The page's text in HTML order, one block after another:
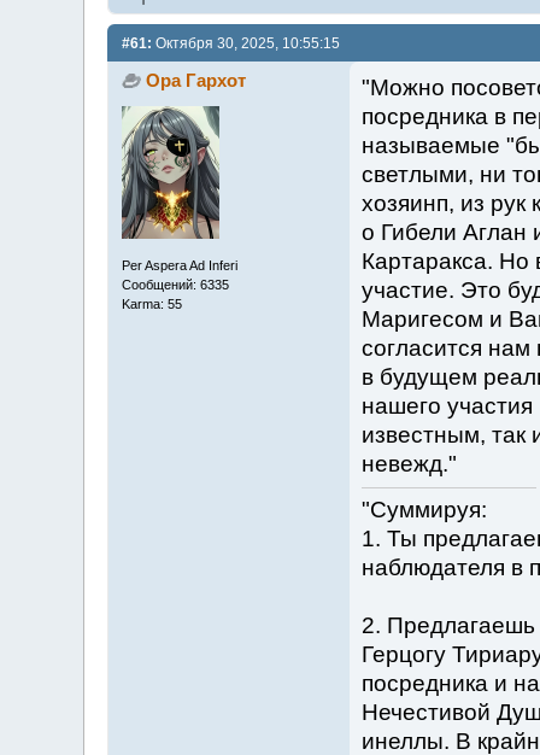
#61: Октября 30, 2025, 10:55:15
Ора Гархот
Per Aspera Ad Inferi
Сообщений: 6335
Karma: 55
"Можно
посредника в
называемые
светлыми, ни
хозяинп, из рук
о Гибели
Картаракса.
участие. Это
Маригесом и
согласится
в будущем
нашего
известным, так
невежд."
"Суммируя:
1. Ты
наблюдателя в
2. Предлагаешь
Герцогу
посредника и
Нечестивой
инеллы. В